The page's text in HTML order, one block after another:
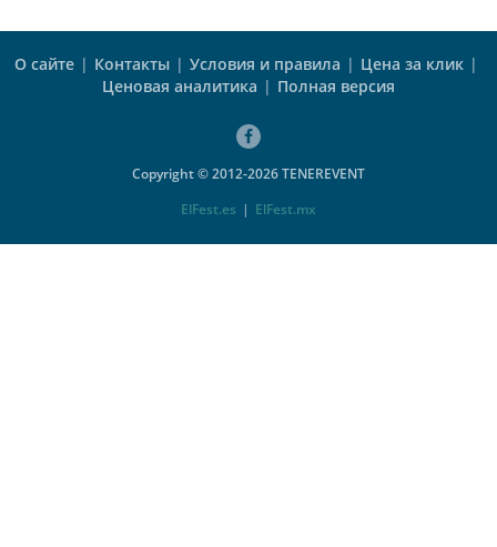
О сайте | Контакты | Условия и правила | Цена за клик |
Ценовая аналитика | Полная версия
Copyright © 2012-2026 TENEREVENT
ElFest.es | ElFest.mx